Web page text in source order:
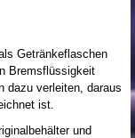
Getränkeflaschen
Bremsflüssigkeit
dazu verleiten, daraus
ist.
und